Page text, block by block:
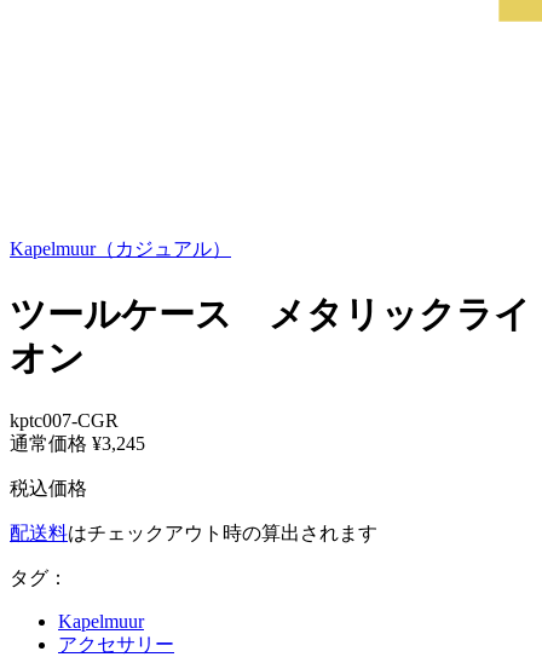
Kapelmuur（カジュアル）
ツールケース メタリックライ
オン
kptc007-CGR
通常価格 ¥3,245
税込価格
配送料はチェックアウト時の算出されます
タグ：
Kapelmuur
アクセサリー